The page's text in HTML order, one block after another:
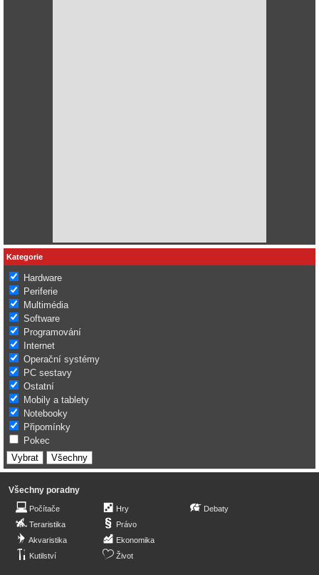
Kategorie
Hardware
Periferie
Multimédia
Software
Programování
Internet
Operační systémy
PC sestavy
Ostatní
Mobily a tablety
Notebooky
Připomínky
Pokec
Všechny poradny
Počítače
Teraristika
Akvaristika
Kutilství
Hry
Právo
Ekonomika
Život
Debaty